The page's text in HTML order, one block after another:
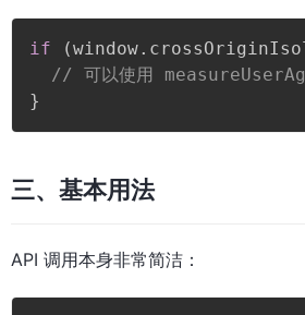
if (window.
// 可以使用
}
三、基本用法
API 调用本身非常简洁：